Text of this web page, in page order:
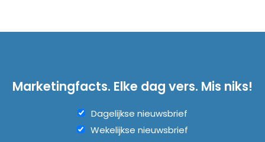
Marketingfacts. Elke dag vers. Mis niks!
Dagelijkse nieuwsbrief
Wekelijkse nieuwsbrief